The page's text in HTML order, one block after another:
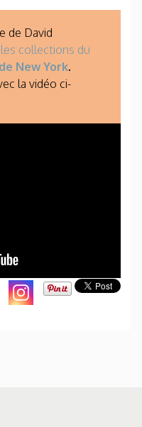
de David
collections du
New York.
la vidéo ci-